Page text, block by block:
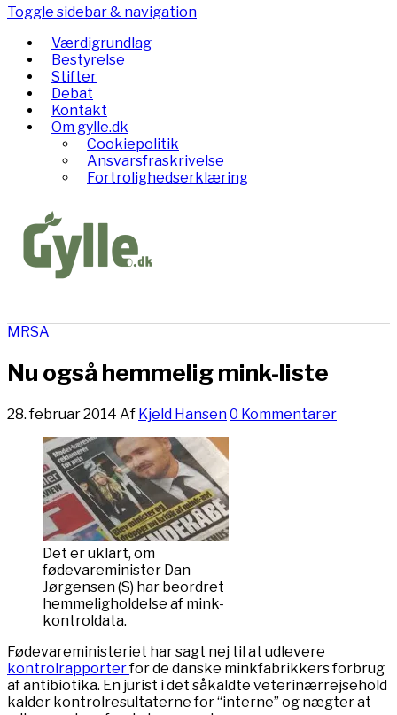
Toggle sidebar & navigation
Værdigrundlag
Bestyrelse
Stifter
Debat
Kontakt
Om gylle.dk
Cookiepolitik
Ansvarsfraskrivelse
Fortrolighedserklæring
MRSA
Nu også hemmelig mink-liste
28. februar 2014 Af Kjeld Hansen0 Kommentarer
Det er uklart, om
fødevareminister Dan
Jørgensen (S) har beordret
hemmeligholdelse af mink-
kontroldata.
Fødevareministeriet har sagt nej til at udlevere
kontrolrapporterfor de danske minkfabrikkers forbrug
af antibiotika. En jurist i det såkaldte veterinærrejsehold
kalder kontrolresultaterne for “interne” og nægter at